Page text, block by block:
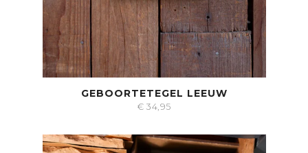
GEBOORTETEGEL LEEUW
€ 34,95